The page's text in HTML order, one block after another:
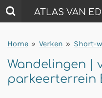
Ga
direct
de
ATLAS VAN
Home » Verken » Short-
Wandelingen |
parkeerterrein